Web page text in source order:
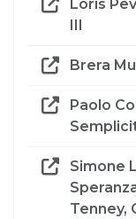
Loris
Brera
Paolo
Simone
Tenney,